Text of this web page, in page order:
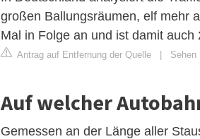
großen Ballungsräumen, elf mehr
Mal in Folge an und ist damit
Antrag auf Entfernung der Quelle Sehen
Auf welcher
Gemessen an der Länge aller